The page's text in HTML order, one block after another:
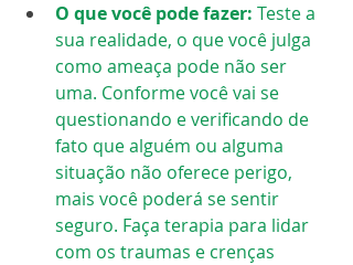
O que você pode fazer: Teste a
sua realidade, o que você julga
como ameaça pode não ser
uma. Conforme você vai se
questionando e verificando de
fato que alguém ou alguma
situação não oferece perigo,
mais você poderá se sentir
seguro. Faça terapia para lidar
com os traumas e crenças